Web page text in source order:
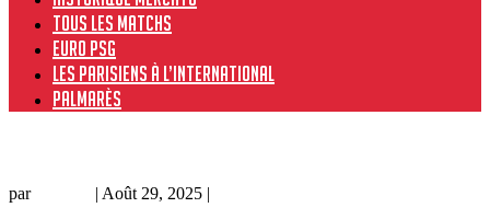
Tous les matchs
Euro PSG
Les Parisiens à l’international
Palmarès
par | Août 29, 2025 |